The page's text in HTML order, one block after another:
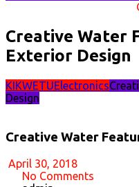
Creative Water
Exterior Design
KIKWETUElectronics
Design
Creative Water
April 30, 2018
No Comments